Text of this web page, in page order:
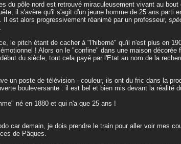
du pôle nord est retrouvé miraculeusement vivant au bout
il s'avère qu'il s'agit d'un jeune homme de 25 ans parti
est alors progressivement réanimé par un professeur,
le pitch étant de cacher à "l'hiberné" qu'il n'est plus en
! Alors on le "confine" dans une maison décorée
du siècle, tout cela payé par l'Etat au nom de la
un poste de télévision - couleur, ils ont du fric dans la
bouleversante : il est bel et bien mis devant la réalité
né en 1880 et qui n'a que 25 ans !
car demain, je dois prendre le train pour aller voir mes
de Pâques.